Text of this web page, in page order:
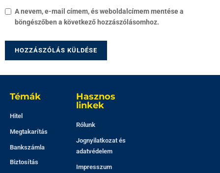
A nevem, e-mail címem, és weboldalcímem mentése a
böngészőben a következő hozzászólásomhoz.
Témák
Hitel
Megtakarítás
Bankszámla
Biztosítás
Hasznos
linkek
Rólunk
Jognyilatkozat és
adatvédelem
Impresszum